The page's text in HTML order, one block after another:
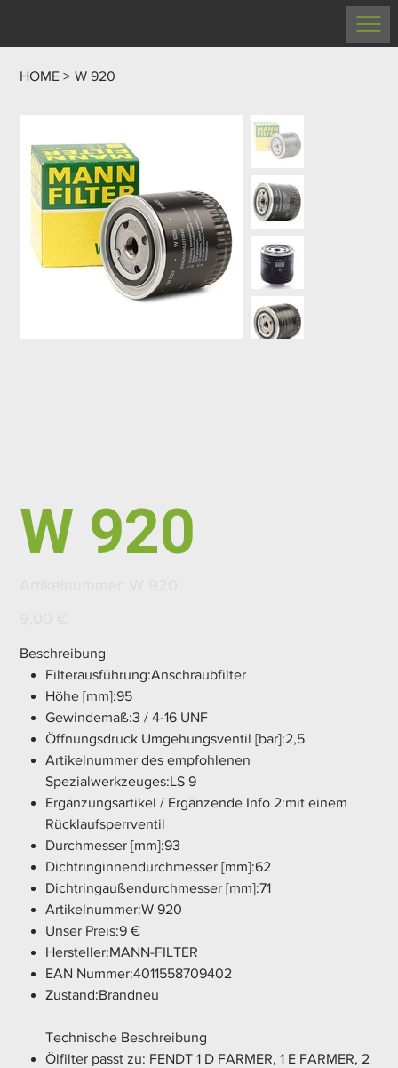
HOME > W 920
W 920
Beschreibung
Filterausführung:Anschraubfilter
Höhe [mm]:95
Gewindemaß:3 / 4-16 UNF
Öffnungsdruck Umgehungsventil [bar]:2,5
Artikelnummer des empfohlenen
Spezialwerkzeuges:LS 9
Ergänzungsartikel / Ergänzende Info 2:mit einem
Rücklaufsperrventil
Durchmesser [mm]:93
Dichtringinnendurchmesser [mm]:62
Dichtringaußendurchmesser [mm]:71
Artikelnummer:W 920
Unser Preis:9 €
Hersteller:MANN-FILTER
EAN Nummer:4011558709402
Zustand:Brandneu
Technische Beschreibung
Ölfilter passt zu: FENDT 1 D FARMER, 1 E FARMER, 2